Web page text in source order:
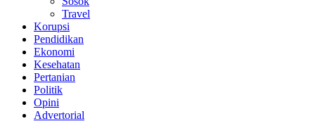
Travel
Korupsi
Pendidikan
Ekonomi
Kesehatan
Pertanian
Politik
Opini
Advertorial